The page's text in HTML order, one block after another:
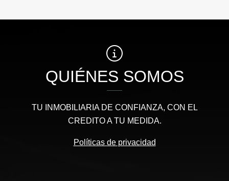
QUIÉNES SOMOS
TU INMOBILIARIA DE CONFIANZA, CON EL
CREDITO A TU MEDIDA.
Políticas de privacidad